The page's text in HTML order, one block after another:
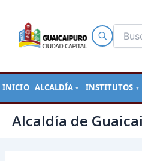
INICIO ALCALDÍA ▼ INSTITUTOS ▼
contenido
Alcaldía de
de